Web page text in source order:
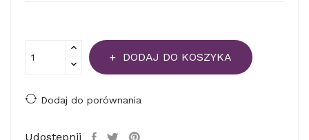
DODAJ DO KOSZYKA
Dodaj do porównania
Udostępnij